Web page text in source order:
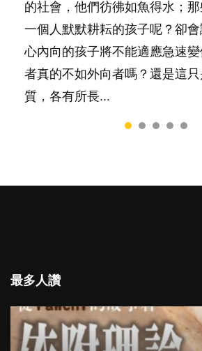
的社會，他們彷彿如魚得水；那
一個人默默耕耘的孩子呢？卻
心內向的孩子將不能適應急速
者真的不如外向者嗎？還是這
質，各有所長...
非？聽聽專家怎樣說，解開語言
料？ 經營婚姻，不如我們想像
是大家說得那麼難。一起來認
一，還是魚與熊掌，不能兼得
要陪玩製造親子時間，尚要處
務……當父母的，有千百個任務
一樣重要至極的，總被遺漏——
和心理健康。...
最多人讚